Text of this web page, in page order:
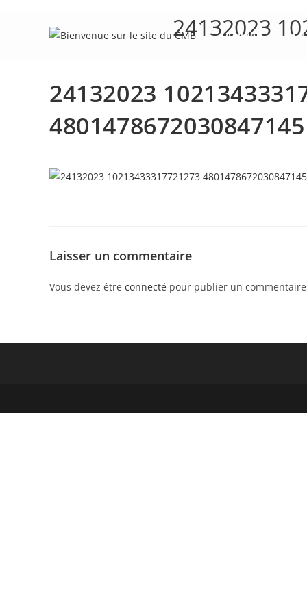
Accueil
24132023
24132023
Laisser un commentaire
Vous devez être connecté pour publier un